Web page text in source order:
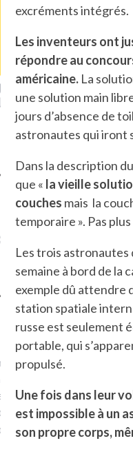
ATTACHÉS À LA
DE L’AMBASSADE
À PARIS. POURQUOI
? POUR QUI ?
MES DERNIERS
SUR FACEBOOK
QUI MARCHE
journaliste à France
conquis mais en
Je ne suis pas une
excréments intégrés.
Les inventeurs ont
répondre au
américaine. La
une solution main
jours d’absence de
astronautes qui iront
Dans la description
que « la vieille
couches mais la
temporaire ». Pas
Les trois astronautes
semaine à bord de la
exemple dû attendre
station spatiale
russe est seulement
portable, qui
propulsé.
Une fois dans leur
est impossible à un
son propre corps,